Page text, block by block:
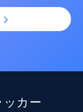
ぐ始める
ッカー